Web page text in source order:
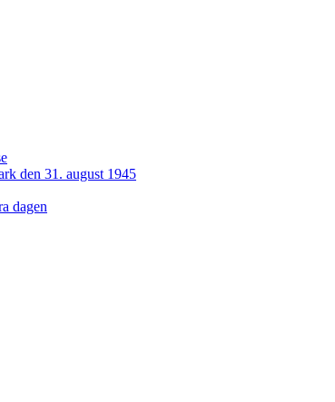
den 31. august 1945
dagen